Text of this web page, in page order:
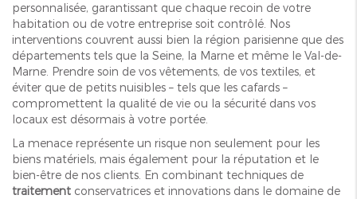
personnalisée, garantissant que chaque recoin de votre
habitation ou de votre entreprise soit contrôlé. Nos
interventions couvrent aussi bien la région parisienne que des
départements tels que la Seine, la Marne et même le Val-de-
Marne. Prendre soin de vos vêtements, de vos textiles, et
éviter que de petits nuisibles – tels que les cafards –
compromettent la qualité de vie ou la sécurité dans vos
locaux est désormais à votre portée.
La menace représente un risque non seulement pour les
biens matériels, mais également pour la réputation et le
bien-être de nos clients. En combinant techniques de
traitement conservatrices et innovations dans le domaine de